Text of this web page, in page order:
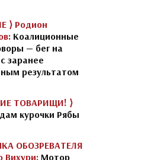
⟩ Родион
Коалиционные
— бег на
заранее
результатом
ТОВАРИЩИ! ⟩
курочки Рябы
ОБОЗРЕВАТЕЛЯ
Вихури: Мотор